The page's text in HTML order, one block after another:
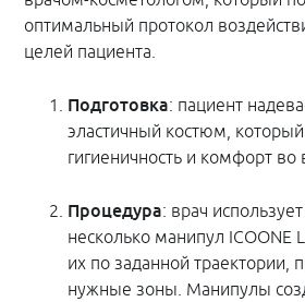
оптимальный протокол
целей пациента.
Подготовка: пациент
эластичный костюм,
гигиеничность и комфорт
Процедура: врач
несколько манипул ICOONE
их по заданной траектории,
нужные зоны. Манипулы